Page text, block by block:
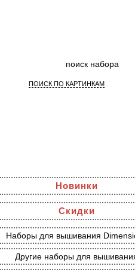
ПОИСК ПО КАРТИНКАМ
Новинки
Скидки
Наборы для вышивания
Другие наборы для